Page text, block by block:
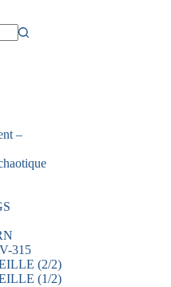
–
315
(2/2)
(1/2)